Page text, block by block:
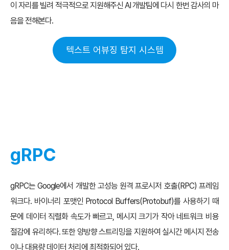
이 자리를 빌려 적극적으로 지원해주신 AI 개발팀에 다시 한번 감사의 마
음을 전해본다.
텍스트 어뷰징 탐지 시스템
gRPC
gRPC는 Google에서 개발한 고성능 원격 프로시저 호출(RPC) 프레임
워크다. 바이너리 포맷인 Protocol Buffers(Protobuf)를 사용하기 때
문에 데이터 직렬화 속도가 빠르고, 메시지 크기가 작아 네트워크 비용
절감에 유리하다. 또한 양방향 스트리밍을 지원하여 실시간 메시지 전송
이나 대용량 데이터 처리에 최적화되어 있다.